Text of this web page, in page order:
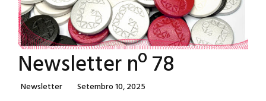
Newsletter nº 78
Categories
Newsletter Posted
On
Setembro 10, 2025